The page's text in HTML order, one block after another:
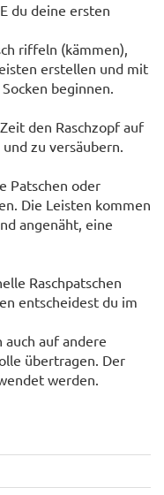
du deine ersten
riffeln (kämmen),
erstellen und mit
beginnen.
den Raschzopf auf
zu versäubern.
Patschen oder
Die Leisten kommen
angenäht, eine
Raschpatschen
entscheidest du im
auch auf andere
übertragen. Der
werden.